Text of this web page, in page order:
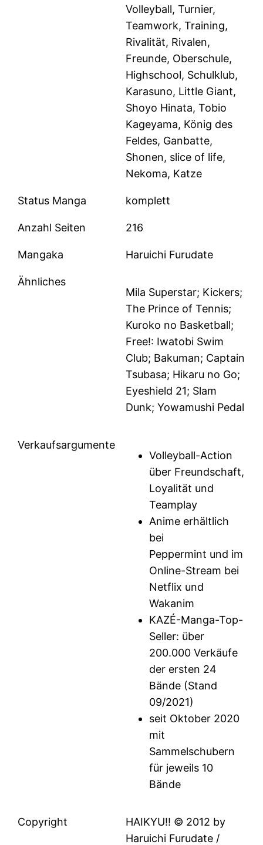
Volleyball, Turnier,
Teamwork, Training,
Rivalität, Rivalen,
Freunde, Oberschule,
Highschool, Schulklub,
Karasuno, Little Giant,
Shoyo Hinata, Tobio
Kageyama, König des
Feldes, Ganbatte,
Shonen, slice of life,
Nekoma, Katze
Status Manga komplett
Anzahl Seiten 216
Mangaka Haruichi Furudate
Ähnliches
Mila Superstar; Kickers;
The Prince of Tennis;
Kuroko no Basketball;
Free!: Iwatobi Swim
Club; Bakuman; Captain
Tsubasa; Hikaru no Go;
Eyeshield 21; Slam
Dunk; Yowamushi Pedal
Verkaufsargumente
Volleyball-Action
über Freundschaft,
Loyalität und
Teamplay
Anime erhältlich
bei
Peppermint und im
Online-Stream bei
Netflix und
Wakanim
KAZÉ-Manga-Top-
Seller: über
200.000 Verkäufe
der ersten 24
Bände (Stand
09/2021)
seit Oktober 2020
mit
Sammelschubern
für jeweils 10
Bände
Copyright
HAIKYU!! © 2012 by
Haruichi Furudate /